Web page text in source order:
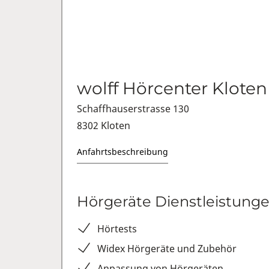
wolff Hörcenter Kloten
Schaffhauserstrasse 130
8302 Kloten
Anfahrtsbeschreibung
Hörgeräte
Hörtests
Widex Hörgeräte und Zubehör